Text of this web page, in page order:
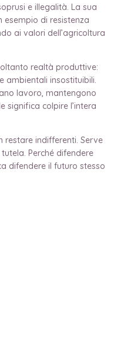
e illegalità. La sua
esempio di resistenza
ai valori dell’agricoltura
realtà produttive:
ambientali insostituibili.
lavoro, mantengono
significa colpire l’intera
restare indifferenti. Serve
Perché difendere
difendere il futuro stesso